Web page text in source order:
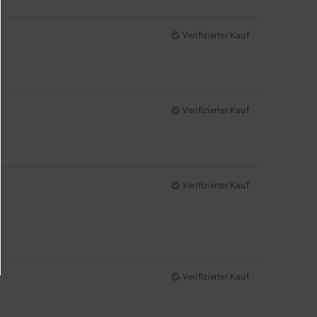
Verifizierter Kauf
Verifizierter Kauf
Verifizierter Kauf
Verifizierter Kauf